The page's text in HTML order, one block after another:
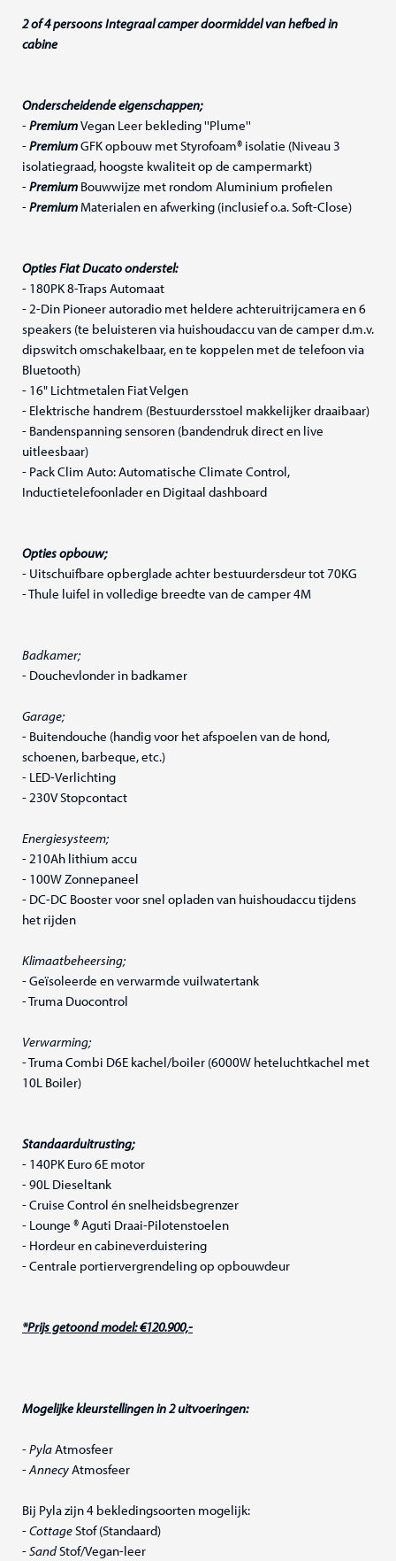
2 of 4 persoons Integraal camper doormiddel van hefbed in
cabine
Onderscheidende eigenschappen;
-PremiumVegan Leer bekleding ''Plume''
-PremiumGFK opbouw met Styrofoam® isolatie (Niveau 3
isolatiegraad, hoogste kwaliteit op de campermarkt)
-Premium Bouwwijze met rondom Aluminium profielen
-Premium Materialen en afwerking (inclusief o.a. Soft-Close)
Opties Fiat Ducato onderstel:
- 180PK 8-Traps Automaat
- 2-Din Pioneer autoradio met heldere achteruitrijcamera en 6
speakers (te beluisteren via huishoudaccu van de camper d.m.v.
dipswitch omschakelbaar, en te koppelen met de telefoon via
Bluetooth)
- 16" Lichtmetalen Fiat Velgen
- Elektrische handrem (Bestuurdersstoel makkelijker draaibaar)
- Bandenspanning sensoren (bandendruk direct en live
uitleesbaar)
- Pack Clim Auto: Automatische Climate Control,
Inductietelefoonlader en Digitaal dashboard
Opties opbouw;
- Uitschuifbare opberglade achter bestuurdersdeur tot 70KG
- Thule luifel in volledige breedte van de camper 4M
Badkamer;
- Douchevlonder in badkamer
Garage;
- Buitendouche (handig voor het afspoelen van de hond,
schoenen, barbeque, etc.)
- LED-Verlichting
- 230V Stopcontact
Energiesysteem;
- 210Ah lithium accu
- 100W Zonnepaneel
- DC-DC Booster voor snel opladen van huishoudaccu tijdens
het rijden
Klimaatbeheersing;
- Geïsoleerde en verwarmde vuilwatertank
- Truma Duocontrol
Verwarming;
- Truma Combi D6E kachel/boiler (6000W heteluchtkachel met
10L Boiler)
Standaarduitrusting;
- 140PK Euro 6E motor
- 90L Dieseltank
- Cruise Control én snelheidsbegrenzer
- Lounge ® Aguti Draai-Pilotenstoelen
- Hordeur en cabineverduistering
- Centrale portiervergrendeling op opbouwdeur
*Prijs getoond model: €120.900,-
Mogelijke kleurstellingen in 2 uitvoeringen:
-PylaAtmosfeer
-AnnecyAtmosfeer
Bij Pyla zijn 4 bekledingsoorten mogelijk:
-CottageStof (Standaard)
-SandStof/Vegan-leer